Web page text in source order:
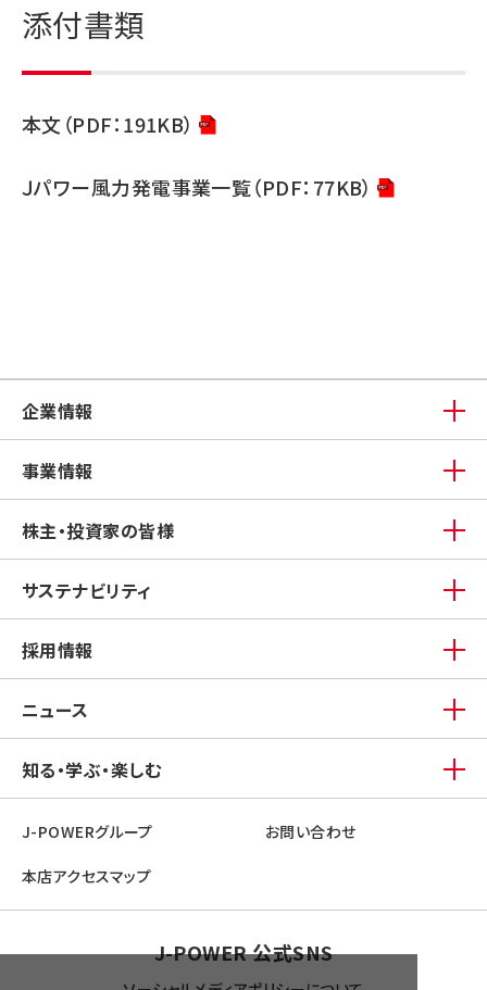
添付書類
本文（PDF：191KB）
Ｊパワー風力発電事業一覧（PDF：77KB）
企業情報
事業情報
株主・投資家の皆様
サステナビリティ
採用情報
ニュース
知る・学ぶ・楽しむ
J-POWERグループ お問い合わせ
本店アクセスマップ
J-POWER 公式SNS